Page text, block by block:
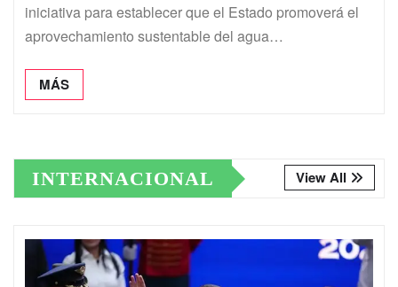
iniciativa para establecer que el Estado promoverá el
aprovechamiento sustentable del agua…
MÁS
INTERNACIONAL View All